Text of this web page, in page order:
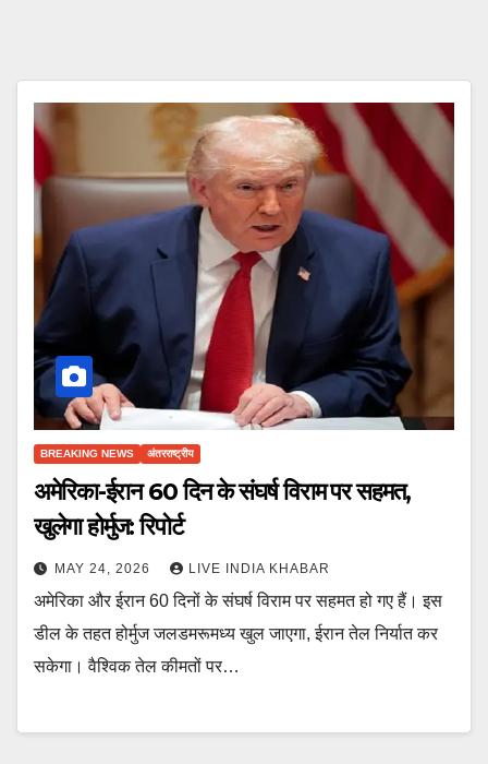
BREAKING NEWS अंतरराष्ट्रीय
अमेरिका-ईरान 60 दिन के संघर्ष विराम पर सहमत,
खुलेगा होर्मुज: रिपोर्ट
MAY 24, 2026 LIVE INDIA KHABAR
अमेरिका और ईरान 60 दिनों के संघर्ष विराम पर सहमत हो गए हैं। इस
डील के तहत होर्मुज जलडमरूमध्य खुल जाएगा, ईरान तेल निर्यात कर
सकेगा। वैश्विक तेल कीमतों पर…